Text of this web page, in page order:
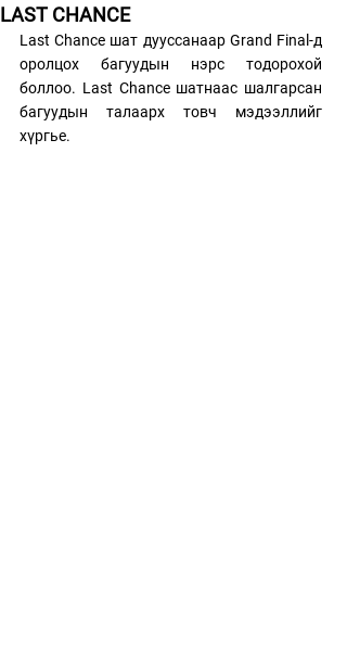
LAST CHANCE
Last Chance шат дууссанаар Grand Final-д
оролцох багуудын нэрс тодорохой
боллоо. Last Chance шатнаас шалгарсан
багуудын талаарх товч мэдээллийг
хүргье.